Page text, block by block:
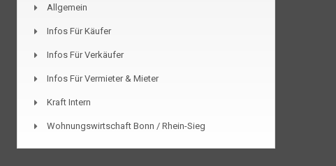
Allgemein
Infos Für Käufer
Infos Für Verkäufer
Infos Für Vermieter & Mieter
Kraft Intern
Wohnungswirtschaft Bonn / Rhein-Sieg